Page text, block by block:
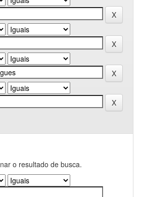
o resultado de busca.